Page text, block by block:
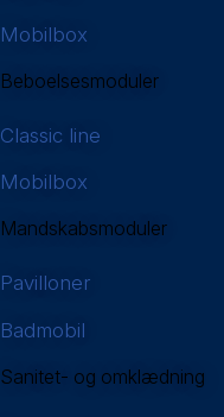
Mobilbox
Beboelsesmoduler
Classic line
Mobilbox
Mandskabsmoduler
Pavilloner
Badmobil
Sanitet- og omklædning